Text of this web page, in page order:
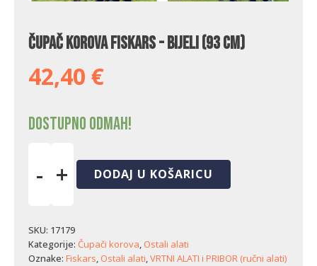
Čupač korova Fiskars - bijeli (93 cm)
42,40 €
Dostupno odmah!
-
-
bijeli
(93
+ DODAJ U KOŠARICU
SKU: 17179
Kategorije: Čupači korova, Ostali alati
Oznake: Fiskars, Ostali alati,VRTNI ALATI i PRIBOR (ručni alati)